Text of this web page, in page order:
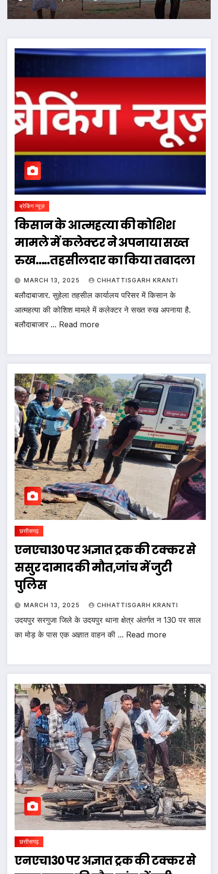
ब्रेकिंग न्यूज़
किसान के आत्महत्या की कोशिश
मामले में कलेक्टर ने अपनाया सख्त
रुख…..तहसीलदार का किया तबादला
MARCH 13, 2025 CHHATTISGARH KRANTI
बलौदाबाजार. सुहेला तहसील कार्यालय परिसर में किसान के
आत्महत्या की कोशिश मामले में कलेक्टर ने सख्त रुख अपनाया है.
बलौदाबाजार ... Read more
छत्तीसगढ़
एनएच130 पर अज्ञात ट्रक की टक्कर से
ससुर दामाद की मौत,जांच में जुटी
पुलिस
MARCH 13, 2025 CHHATTISGARH KRANTI
उदयपुर सरगुजा जिले के उदयपुर थाना क्षेत्र अंतर्गत न 130 पर साल
का मोड़ के पास एक अज्ञात वाहन की ... Read more
छत्तीसगढ़
एनएच130 पर अज्ञात ट्रक की टक्कर से